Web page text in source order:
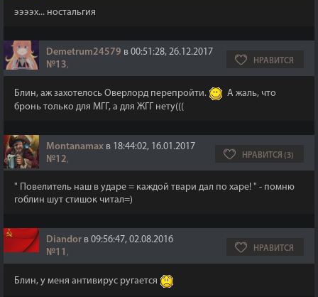
ээээх... ностальгия
Demetrum24579 в 00:51:28, 26.12.2017
№13, НРАВИТСЯ
Блин, аж захотелось Оверлорд перепройти.
А жаль, что
бронь только для МГГ, а для ЖГГ нету(((
Montanamax в 18:44:02, 16.01.2017
№12, НРАВИТСЯ (3)
" Повелитель наш в ударе = каждой твари дал по харе! " - помню
гоблин шут стишок читал=)
Diandor в 09:56:47, 02.08.2016
№11 , НРАВИТСЯ
Блин, у меня антивирус ругается